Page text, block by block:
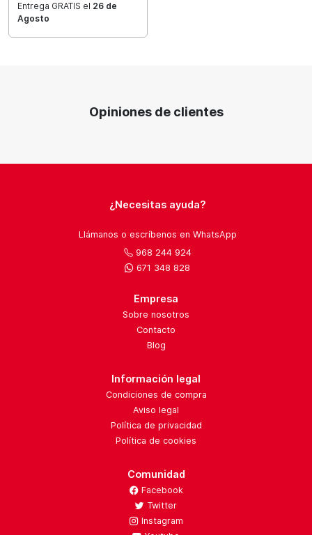
Entrega GRATIS el 26 de
Agosto
Opiniones de clientes
¿Necesitas ayuda?
Llámanos o escríbenos en WhatsApp
968 244 924
671 348 828
Empresa
Sobre nosotros
Contacto
Blog
Información legal
Condiciones de compra
Aviso legal
Política de privacidad
Política de cookies
Comunidad
Facebook
Twitter
Instagram